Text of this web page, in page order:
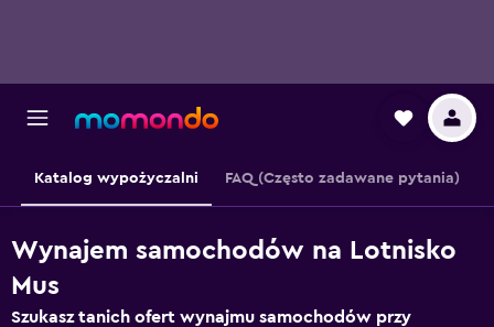
Katalog wypożyczalni FAQ (Często zadawane pytania)
Wynajem samochodów na Lotnisko
Mus
Szukasz tanich ofert wynajmu samochodów przy